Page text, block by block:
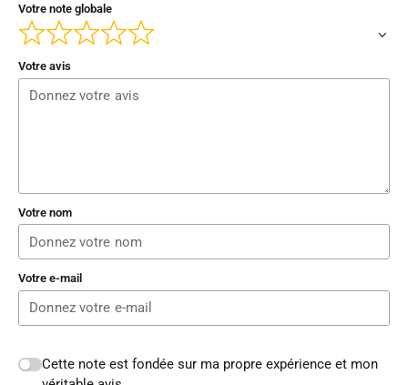
Votre note globale
Votre avis
Votre nom
Votre e-mail
Cette note est fondée sur ma propre expérience et mon